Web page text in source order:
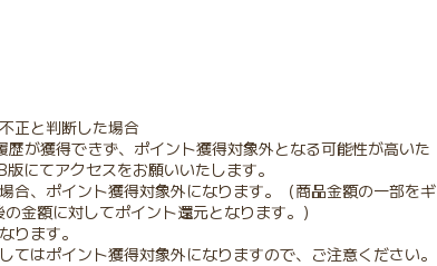
正と判断した場合
が獲得できず、ポイント獲得対象外となる可能性が高いた
にてアクセスをお願いいたします。
合、ポイント獲得対象外になります。（商品金額の一部をギ
金額に対してポイント還元となります。）
ります。
はポイント獲得対象外になりますので、ご注意ください。